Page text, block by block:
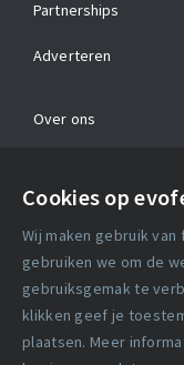
Cookies op
Wij maken gebruik
gebruiken we om de
gebruiksgemak te
klikken geef je
plaatsen. Meer
Partnerships
Adverteren
Over ons
Algemene
Cookie verklaring
Copyright statement